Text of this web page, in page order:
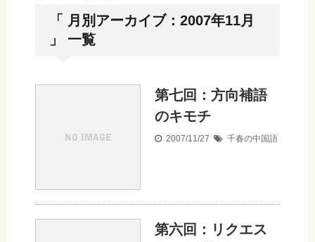
「 月別アーカイブ：2007年11月
」 一覧
第七回：方向補語
のキモチ
2007/11/27 千春の中国語
第六回：リクエス